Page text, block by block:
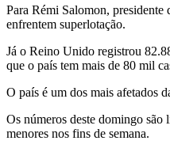
Para Rémi Salomon, presidente
enfrentem superlotação.
Já o Reino Unido registrou
que o país tem mais de 80 mil
O país é um dos mais afetados
Os números deste domingo são
menores nos fins de semana.